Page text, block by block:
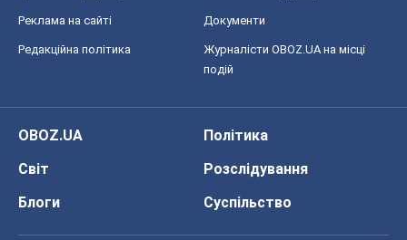
Реклама на сайті Документи
Редакційна політика
Журналісти OBOZ.UA на місці
подій
OBOZ.UA
Політика
Світ
Розслідування
Блоги
Суспільство